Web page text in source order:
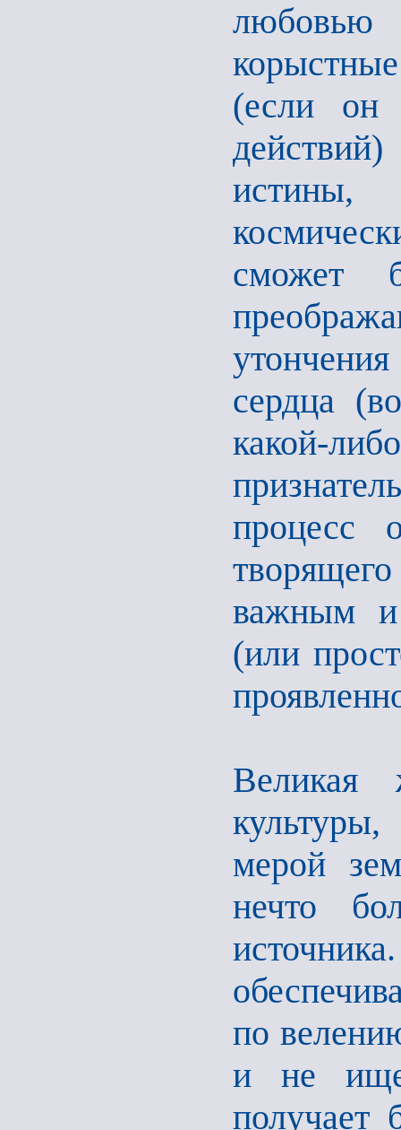
(если он
сможет
сердца
какой-
процесс
важным и
(или
Великая
мерой
нечто
по
и не